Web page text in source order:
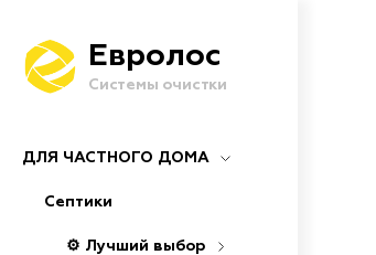
Евролос
Системы очистки
ДЛЯ ЧАСТНОГО ДОМА
Септики
⚙️ Лучший выбор